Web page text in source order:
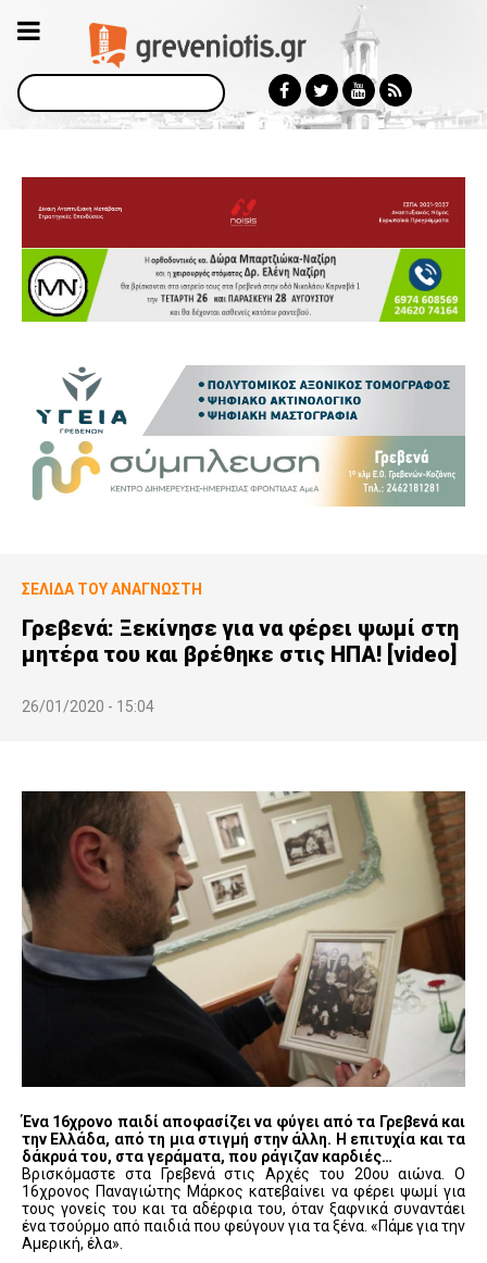
Αναζήτηση
ΣΕΛΊΔΑ ΤΟΥ ΑΝΑΓΝΏΣΤΗ
Γρεβενά: Ξεκίνησε για να φέρει ψωμί στη
μητέρα του και βρέθηκε στις ΗΠΑ! [video]
26/01/2020 - 15:04
Ένα 16χρονο παιδί αποφασίζει να φύγει από τα Γρεβενά και
την Ελλάδα, από τη μια στιγμή στην άλλη. Η επιτυχία και τα
δάκρυά του, στα γεράματα, που ράγιζαν καρδιές…
Βρισκόμαστε στα Γρεβενά στις Αρχές του 20ου αιώνα. Ο
16χρονος Παναγιώτης Μάρκος κατεβαίνει να φέρει ψωμί για
τους γονείς του και τα αδέρφια του, όταν ξαφνικά συναντάει
ένα τσούρμο από παιδιά που φεύγουν για τα ξένα. «Πάμε για την
Αμερική, έλα».